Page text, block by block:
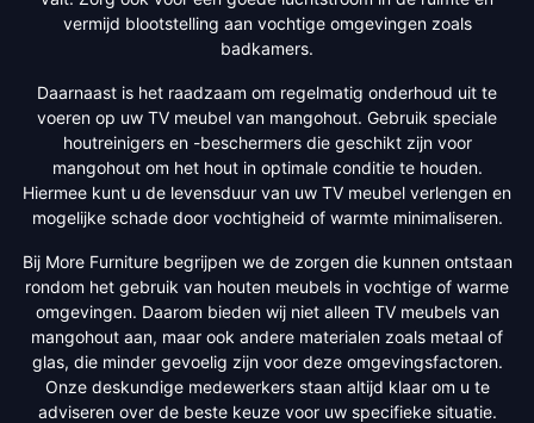
vermijd blootstelling aan vochtige omgevingen zoals
badkamers.
Daarnaast is het raadzaam om regelmatig onderhoud uit te
voeren op uw TV meubel van mangohout. Gebruik speciale
houtreinigers en -beschermers die geschikt zijn voor
mangohout om het hout in optimale conditie te houden.
Hiermee kunt u de levensduur van uw TV meubel verlengen en
mogelijke schade door vochtigheid of warmte minimaliseren.
Bij More Furniture begrijpen we de zorgen die kunnen ontstaan
rondom het gebruik van houten meubels in vochtige of warme
omgevingen. Daarom bieden wij niet alleen TV meubels van
mangohout aan, maar ook andere materialen zoals metaal of
glas, die minder gevoelig zijn voor deze omgevingsfactoren.
Onze deskundige medewerkers staan altijd klaar om u te
adviseren over de beste keuze voor uw specifieke situatie.